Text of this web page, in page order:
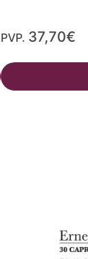
PVP. 37,70€